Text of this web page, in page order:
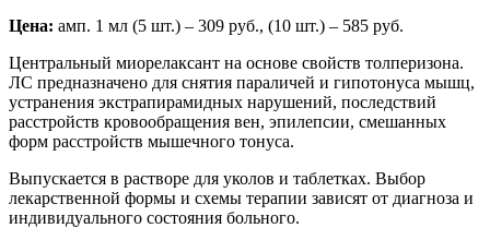
Цена: амп. 1 мл (5 шт.) – 309 руб., (10 шт.) – 585 руб.
Центральный миорелаксант на основе свойств толперизона.
ЛС предназначено для снятия параличей и гипотонуса мышц,
устранения экстрапирамидных нарушений, последствий
расстройств кровообращения вен, эпилепсии, смешанных
форм расстройств мышечного тонуса.
Выпускается в растворе для уколов и таблетках. Выбор
лекарственной формы и схемы терапии зависят от диагноза и
индивидуального состояния больного.